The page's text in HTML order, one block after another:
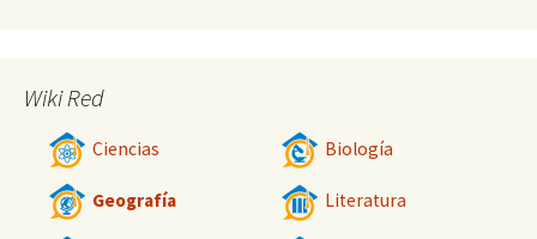
Wiki Red
Ciencias Biología
Geografía Literatura